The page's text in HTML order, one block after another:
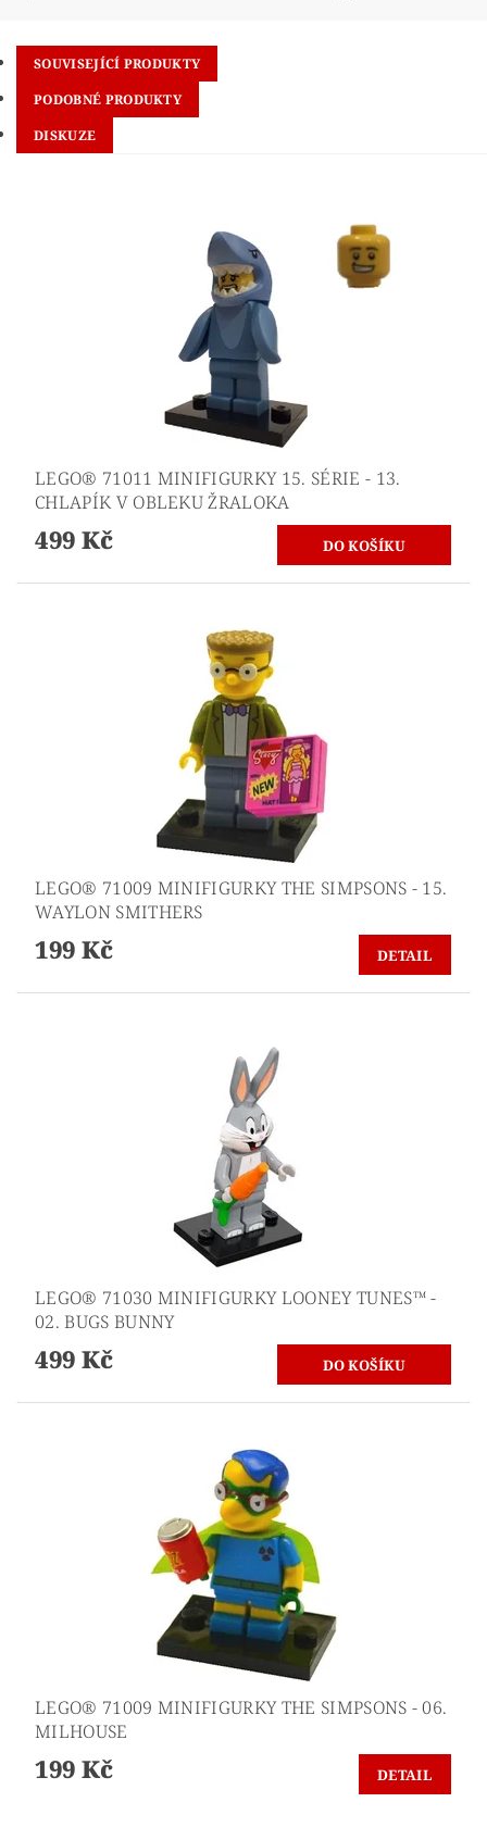
SOUVISEJÍCÍ PRODUKTY
PODOBNÉ PRODUKTY
DISKUZE
LEGO® 71011 MINIFIGURKY 15. SÉRIE - 13.
CHLAPÍK V OBLEKU ŽRALOKA
499 Kč
LEGO® 71009 MINIFIGURKY THE SIMPSONS - 15.
WAYLON SMITHERS
199 Kč DETAIL
LEGO® 71030 MINIFIGURKY LOONEY TUNES™ -
02. BUGS BUNNY
499 Kč
LEGO® 71009 MINIFIGURKY THE SIMPSONS - 06.
MILHOUSE
199 Kč DETAIL